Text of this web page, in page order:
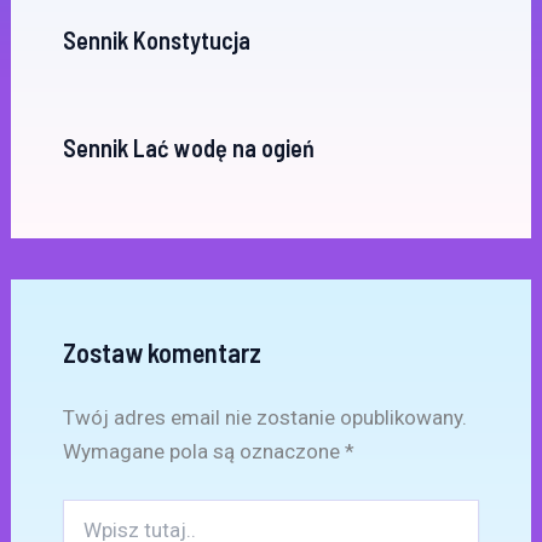
Sennik Konstytucja
Sennik Lać wodę na ogień
Zostaw komentarz
Twój adres email nie zostanie opublikowany.
Wymagane pola są oznaczone *
tutaj..